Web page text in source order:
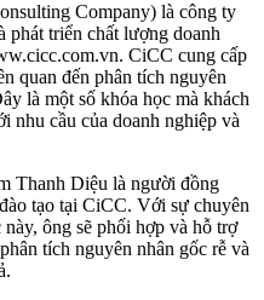
Company) là công ty
phát triển chất lượng doanh
CiCC cung cấp
quan đến phân tích nguyên
là một số khóa học mà khách
nhu cầu của doanh nghiệp và
Thanh Diệu là người đồng
tạo tại CiCC. Với sự chuyên
ông sẽ phối hợp và hỗ trợ
tích nguyên nhân gốc rễ và